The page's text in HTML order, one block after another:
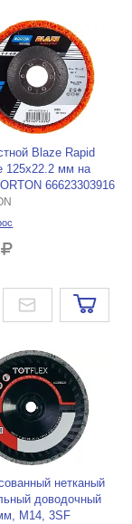
Blaze Rapid
125x22.2 мм на
66623303916
нетканый
доводочный
М14, 3SF